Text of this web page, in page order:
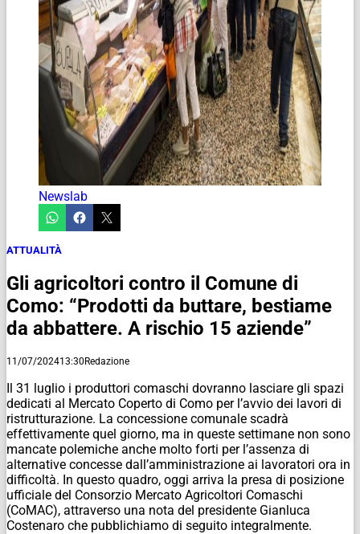
Newslab
ATTUALITÀ
Gli agricoltori contro il Comune di
Como: “Prodotti da buttare, bestiame
da abbattere. A rischio 15 aziende”
11/07/202413:30Redazione
Il 31 luglio i produttori comaschi dovranno lasciare gli spazi
dedicati al Mercato Coperto di Como per l’avvio dei lavori di
ristrutturazione. La concessione comunale scadrà
effettivamente quel giorno, ma in queste settimane non sono
mancate polemiche anche molto forti per l’assenza di
alternative concesse dall’amministrazione ai lavoratori ora in
difficoltà. In questo quadro, oggi arriva la presa di posizione
ufficiale del Consorzio Mercato Agricoltori Comaschi
(CoMAC), attraverso una nota del presidente Gianluca
Costenaro che pubblichiamo di seguito integralmente.